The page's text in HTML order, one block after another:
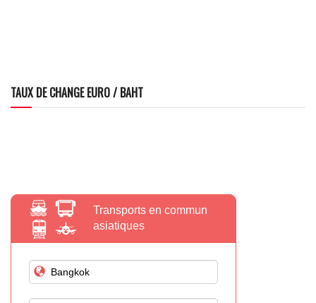
TAUX DE CHANGE EURO / BAHT
Transports en commun
asiatiques